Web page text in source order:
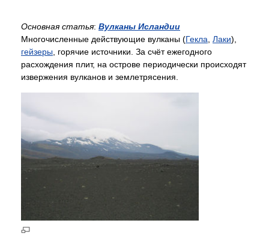
Основная статья: Вулканы Исландии
Многочисленные действующие вулканы (Гекла, Лаки),
гейзеры, горячие источники. За счёт ежегодного
расхождения плит, на острове периодически происходят
извержения вулканов и землетрясения.